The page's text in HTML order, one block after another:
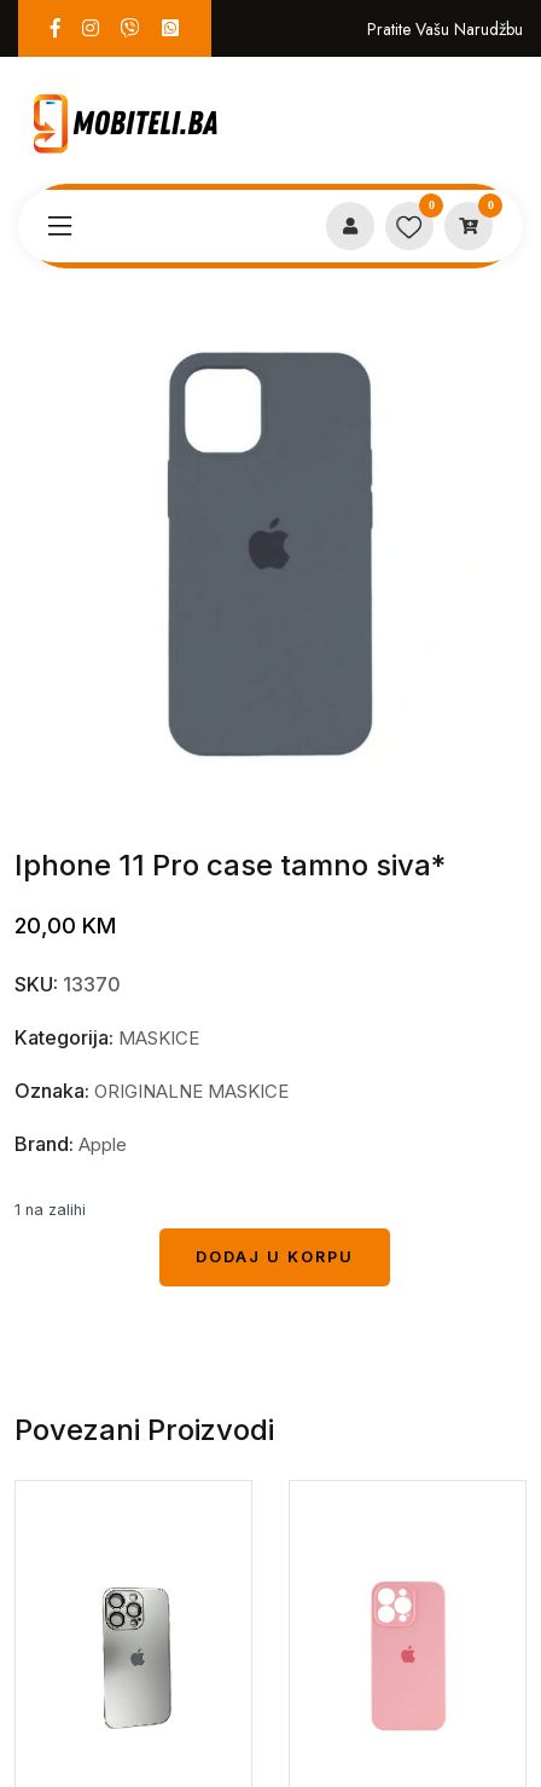
Pratite Vašu Narudžbu
0 0
Iphone 11 Pro case tamno siva*
Iphone 11 Pro case tamno siva*
20,00 KM
SKU: 13370
Kategorija: MASKICE
Oznaka: ORIGINALNE MASKICE
Brand: Apple
1 na zalihi
DODAJ U KORPU
Povezani Proizvodi